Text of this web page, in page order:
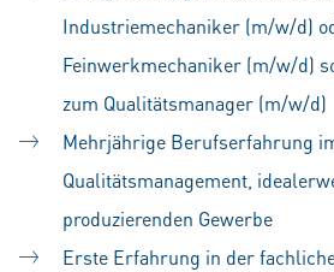
Industriemechaniker (m/w/d)
Feinwerkmechaniker (m/w/d)
zum Qualitätsmanager (m/w/
Mehrjährige Berufserfahrung
Qualitätsmanagement,
produzierenden Gewerbe
Erste Erfahrung in der